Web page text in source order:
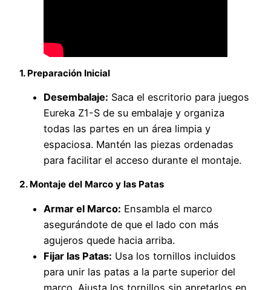
1. Preparación Inicial
Desembalaje: Saca el escritorio para juegos
Eureka Z1-S de su embalaje y organiza
todas las partes en un área limpia y
espaciosa. Mantén las piezas ordenadas
para facilitar el acceso durante el montaje.
2. Montaje del Marco y las Patas
Armar el Marco: Ensambla el marco
asegurándote de que el lado con más
agujeros quede hacia arriba.
Fijar las Patas: Usa los tornillos incluidos
para unir las patas a la parte superior del
marco. Ajusta los tornillos sin apretarlos en